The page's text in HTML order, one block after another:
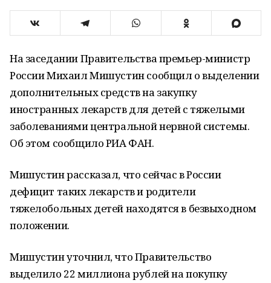
На заседании Правительства премьер-министр
России Михаил Мишустин сообщил о выделении
дополнительных средств на закупку
иностранных лекарств для детей с тяжелыми
заболеваниями центральной нервной системы.
Об этом сообщило РИА ФАН.
Мишустин рассказал, что сейчас в России
дефицит таких лекарств и родители
тяжелобольных детей находятся в безвыходном
положении.
Мишустин уточнил, что Правительство
выделило 22 миллиона рублей на покупку